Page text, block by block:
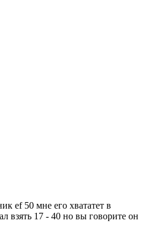
ef 50 мне его хвататет в
взять 17 - 40 но вы говорите он